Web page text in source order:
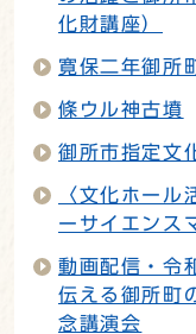
化財講座）
寛保二年御所
條ウル神古墳
御所市指定文
〈文化ホール
ーサイエンス
動画配信・令
伝える御所町
念講演会